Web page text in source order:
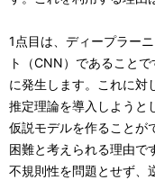
1点目は、ディープラー
ト（CNN）であること
に発生します。これに対
推定理論を導入しようと
仮説モデルを作ることが
困難と考えられる理由で
不規則性を問題とせず、